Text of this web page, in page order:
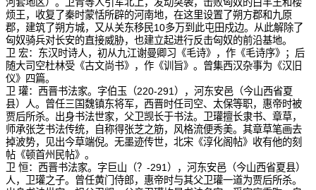
河套地区）。卫青等人引军北上，发动突袭，击败匈奴的白羊王和楼
烦王，收复了秦时蒙恬所辟的河南地，在这里设置了朔方郡和九原
郡，建筑了朔方城，又从关东移民10多万到此屯田戍边。从此解除了
匈奴骑兵对长安的直接威胁，也建立起进行反击匈奴的前沿基地。
卫 宏：东汉时诗人，初从九江谢曼卿习《毛诗》，作《毛诗序》；后
随大司空杜林受《古文尚书》，作《训旨》。曾集西汉杂事为《汉旧
仪》四篇。
卫 瓘：西晋书法家。字伯玉（220-291），河东安邑（今山西省夏
县）人。曾任三国魏镇东将军，西晋时任司空、太保等职，惠帝时被
贾后所杀。出身书法世家，父卫觊长于书法。卫瓘擅长隶书、章草，
师承张芝书法传统，自称得张芝之筋，风格流便秀美。其章草笔画去
掉波势，见出今草端倪。无墨迹传世，北宋《淳化阁帖》收有他的刻
帖《顿首州民帖》。
卫 恒：西晋书法家。字巨山（？-291），河东安邑（今山西省夏县）
人，卫瓘之子。曾任黄门侍郎，惠帝时与其父卫瓘一道为贾后所杀。